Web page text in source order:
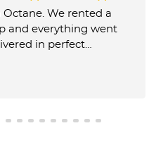
We rented a
and everything went
in perfect
was very flexible with
Octane again and